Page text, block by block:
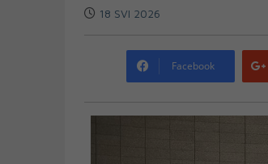
18 SVI 2026
Facebook